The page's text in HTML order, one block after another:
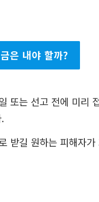
은 내야 할까?
또는 선고 전에 미리
받길 원하는 피해자